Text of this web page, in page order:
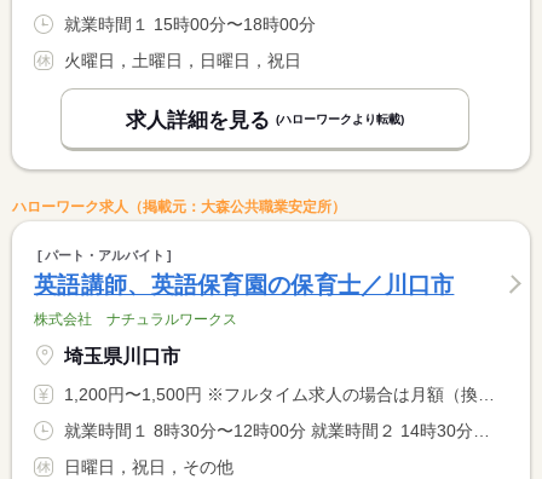
就業時間１ 15時00分〜18時00分
火曜日，土曜日，日曜日，祝日
求人詳細を見る (ハローワークより転載)
ハローワーク求人（掲載元：大森公共職業安定所）
パート・アルバイト
英語講師、英語保育園の保育士／川口市
株式会社 ナチュラルワークス
埼玉県川口市
1,200円〜1,500円 ※フルタイム求人の場合は月額（換算額）、パート求人の場合は時間額を表示しています。
就業時間１ 8時30分〜12時00分 就業時間２ 14時30分〜19時30分 又は 8時30分〜19時30分の時間の間の3時間以上 就業時間に関する特記事項 ＊上記は例示です。就業時間についてはご相談に応じます。 <BR> ＊１日３時間〜８時間 <BR> ※シフト制（月〜土）
日曜日，祝日，その他